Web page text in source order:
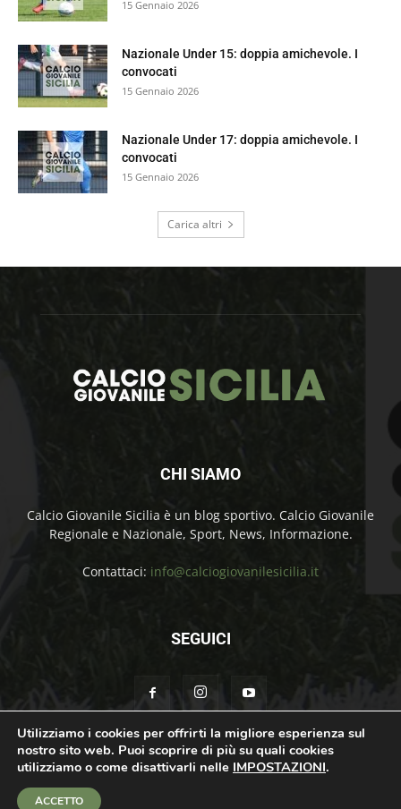
15 Gennaio 2026
Nazionale Under 15: doppia amichevole. I
convocati
15 Gennaio 2026
Nazionale Under 17: doppia amichevole. I
convocati
15 Gennaio 2026
Carica altri
CHI SIAMO
Calcio Giovanile Sicilia è un blog sportivo. Calcio Giovanile
Regionale e Nazionale, Sport, News, Informazione.
Contattaci: info@calciogiovanilesicilia.it
SEGUICI
Chi Siamo Contatti Cookie Policy Privacy Policy
© Calcio Giovanile Sicilia Copyright by Rosolino Ciprì | Support by
Utilizziamo i cookies per offrirti la migliore esperienza sul
nostro sito web. Puoi scoprire di più su quali cookies
utilizziamo o come disattivarli nelle IMPOSTAZIONI.
ACCETTO